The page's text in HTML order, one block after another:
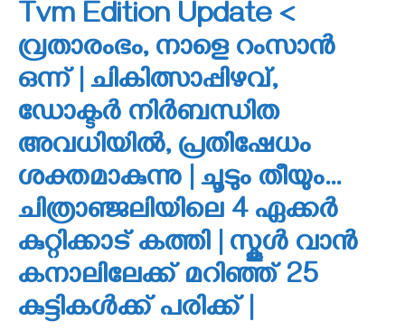
Tvm Edition Update <
വ്രതാരംഭം, നാളെ റംസാൻ
ഒന്ന് | ചികിത്സാപ്പിഴവ്,
ഡോക്ടർ നിർബന്ധിത
അവധിയിൽ, പ്രതിഷേധം
ശക്തമാകുന്നു | ചൂടും തീയും…
ചിത്രാഞ്ജലിയിലെ 4 ഏക്കർ
കുറ്റിക്കാട് കത്തി | സ്കൂൾ വാൻ
കനാലിലേക്ക് മറിഞ്ഞ് 25
കുട്ടികൾക്ക് പരിക്ക് |